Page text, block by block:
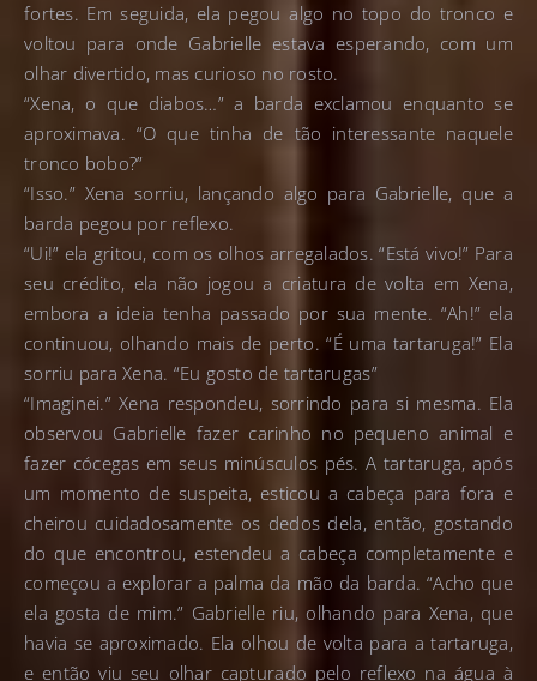
fortes. Em seguida, ela pegou algo no topo do tronco e
voltou para onde Gabrielle estava esperando, com um
olhar divertido, mas curioso no rosto.
“Xena, o que diabos…” a barda exclamou enquanto se
aproximava. “O que tinha de tão interessante naquele
tronco bobo?”
“Isso.” Xena sorriu, lançando algo para Gabrielle, que a
barda pegou por reflexo.
“Ui!” ela gritou, com os olhos arregalados. “Está vivo!” Para
seu crédito, ela não jogou a criatura de volta em Xena,
embora a ideia tenha passado por sua mente. “Ah!” ela
continuou, olhando mais de perto. “É uma tartaruga!” Ela
sorriu para Xena. “Eu gosto de tartarugas”
“Imaginei.” Xena respondeu, sorrindo para si mesma. Ela
observou Gabrielle fazer carinho no pequeno animal e
fazer cócegas em seus minúsculos pés. A tartaruga, após
um momento de suspeita, esticou a cabeça para fora e
cheirou cuidadosamente os dedos dela, então, gostando
do que encontrou, estendeu a cabeça completamente e
começou a explorar a palma da mão da barda. “Acho que
ela gosta de mim.” Gabrielle riu, olhando para Xena, que
havia se aproximado. Ela olhou de volta para a tartaruga,
e então viu seu olhar capturado pelo reflexo na água à